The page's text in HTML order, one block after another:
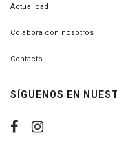
Actualidad
Colabora con nosotros
Contacto
SÍGUENOS EN